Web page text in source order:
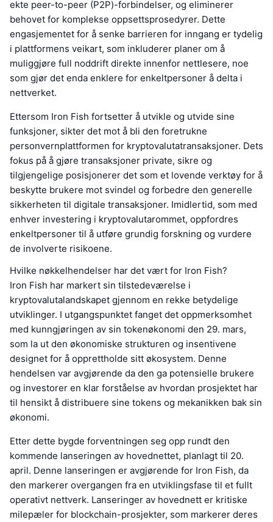
ekte peer-to-peer (P2P)-forbindelser, og eliminerer
behovet for komplekse oppsettsprosedyrer. Dette
engasjementet for å senke barrieren for inngang er tydelig
i plattformens veikart, som inkluderer planer om å
muliggjøre full noddrift direkte innenfor nettlesere, noe
som gjør det enda enklere for enkeltpersoner å delta i
nettverket.
Ettersom Iron Fish fortsetter å utvikle og utvide sine
funksjoner, sikter det mot å bli den foretrukne
personvernplattformen for kryptovalutatransaksjoner. Dets
fokus på å gjøre transaksjoner private, sikre og
tilgjengelige posisjonerer det som et lovende verktøy for å
beskytte brukere mot svindel og forbedre den generelle
sikkerheten til digitale transaksjoner. Imidlertid, som med
enhver investering i kryptovalutarommet, oppfordres
enkeltpersoner til å utføre grundig forskning og vurdere
de involverte risikoene.
Hvilke nøkkelhendelser har det vært for Iron Fish?
Iron Fish har markert sin tilstedeværelse i
kryptovalutalandskapet gjennom en rekke betydelige
utviklinger. I utgangspunktet fanget det oppmerksomhet
med kunngjøringen av sin tokenøkonomi den 29. mars,
som la ut den økonomiske strukturen og insentivene
designet for å opprettholde sitt økosystem. Denne
hendelsen var avgjørende da den ga potensielle brukere
og investorer en klar forståelse av hvordan prosjektet har
til hensikt å distribuere sine tokens og mekanikken bak sin
økonomi.
Etter dette bygde forventningen seg opp rundt den
kommende lanseringen av hovednettet, planlagt til 20.
april. Denne lanseringen er avgjørende for Iron Fish, da
den markerer overgangen fra en utviklingsfase til et fullt
operativt nettverk. Lanseringer av hovednett er kritiske
milepæler for blockchain-prosjekter, som markerer deres